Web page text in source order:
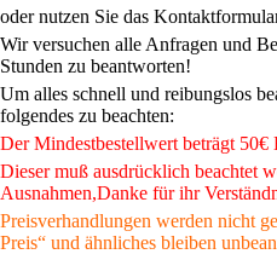
oder nutzen Sie das
Wir versuchen alle Anfragen und
Stunden zu beantworten!
Um alles schnell und reibungslos
folgendes zu beachten:
Der Mindestbestellwert beträgt 50€
Dieser muß ausdrücklich beachtet
Ausnahmen,Danke für ihr
Preisverhandlungen werden nicht
Preis“ und ähnliches bleiben